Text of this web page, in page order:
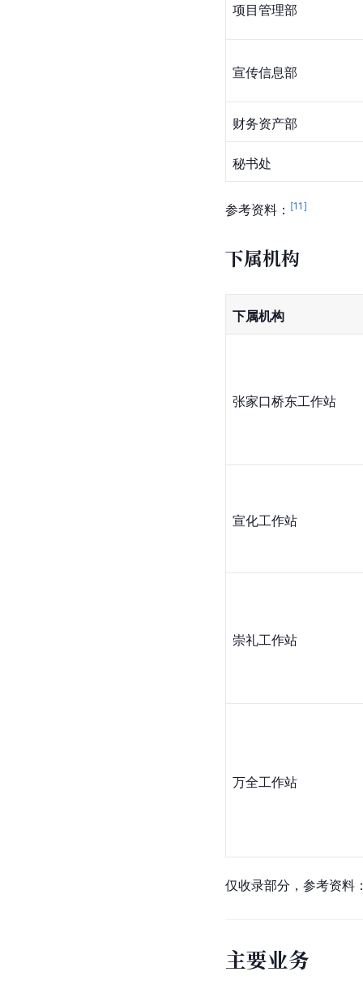
项目管理部
宣传信息部
财务资产部
秘书处
参考资料： [11 ]
下属机构
下属机构
张家口桥东工作站
宣化工作站
崇礼工作站
万全工作站
仅收录部分，参考资料
主要业务